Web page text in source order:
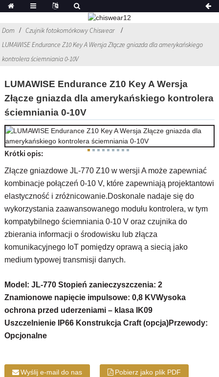
Dom
Czujnik fotokomórkowy Chiswear
LUMAWISE Endurance Z10 Key A Wersja Złącze gniazda dla amerykańskiego
kontrolera ściemniania 0-10V
LUMAWISE Endurance Z10 Key A Wersja
Złącze gniazda dla amerykańskiego kontrolera
ściemniania 0-10V
Krótki opis:
Złącze gniazdowe JL-770 Z10 w wersji A może zapewniać
kombinacje połączeń 0-10 V, które zapewniają projektantowi
elastyczność i zróżnicowanie.Doskonale nadaje się do
wykorzystania zaawansowanego modułu kontrolera, w tym
kompatybilnego ściemniania 0-10 V oraz czujnika do
zbierania informacji o środowisku lub złącza
komunikacyjnego IoT pomiędzy oprawą a siecią jako
medium typowej transmisji danych.
Model: JL-770 Stopień zanieczyszczenia: 2
Znamionowe napięcie impulsowe: 0,8 KVWysoka
ochrona przed uderzeniami – klasa IK09
Uszczelnienie IP66 Konstrukcja Craft (opcja)Przewody:
Opcjonalne
Wyślij e-mail do nas Pobierz jako plik PDF